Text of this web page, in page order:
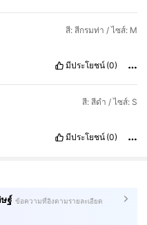
สี: สีกรมท่า / ไซส์: M
มีประโยชน์ (0)
สี: สีดำ / ไซส์: S
มีประโยชน์ (0)
ฐ์ ข้อความที่อิงตามรายละเอียด